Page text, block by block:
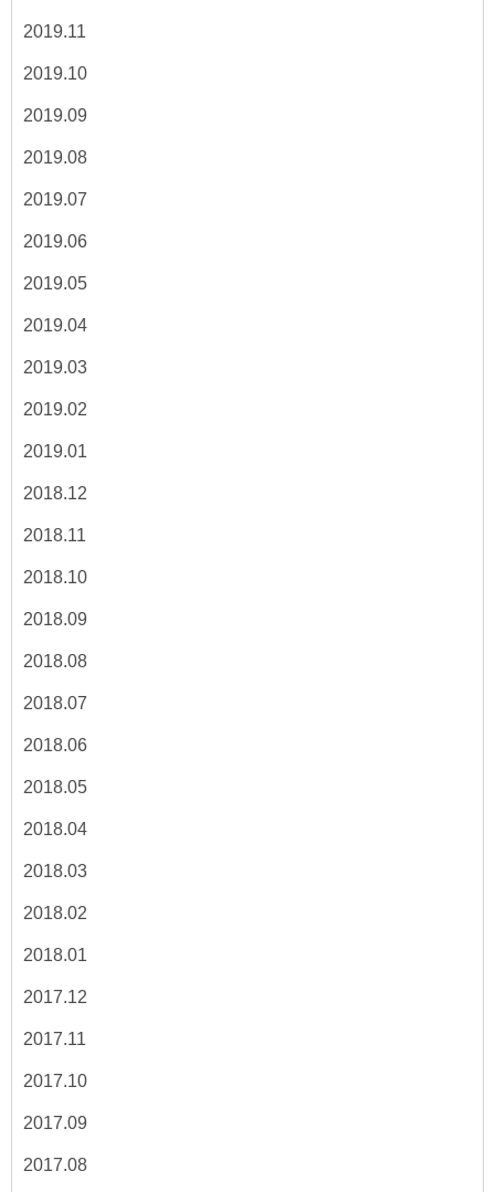
2019.11
2019.10
2019.09
2019.08
2019.07
2019.06
2019.05
2019.04
2019.03
2019.02
2019.01
2018.12
2018.11
2018.10
2018.09
2018.08
2018.07
2018.06
2018.05
2018.04
2018.03
2018.02
2018.01
2017.12
2017.11
2017.10
2017.09
2017.08